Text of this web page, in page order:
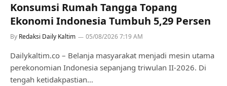
Konsumsi Rumah Tangga Topang
Ekonomi Indonesia Tumbuh 5,29 Persen
By Redaksi Daily Kaltim 05/08/2026 7:19 AM
Dailykaltim.co – Belanja masyarakat menjadi mesin utama
perekonomian Indonesia sepanjang triwulan II-2026. Di
tengah ketidakpastian…